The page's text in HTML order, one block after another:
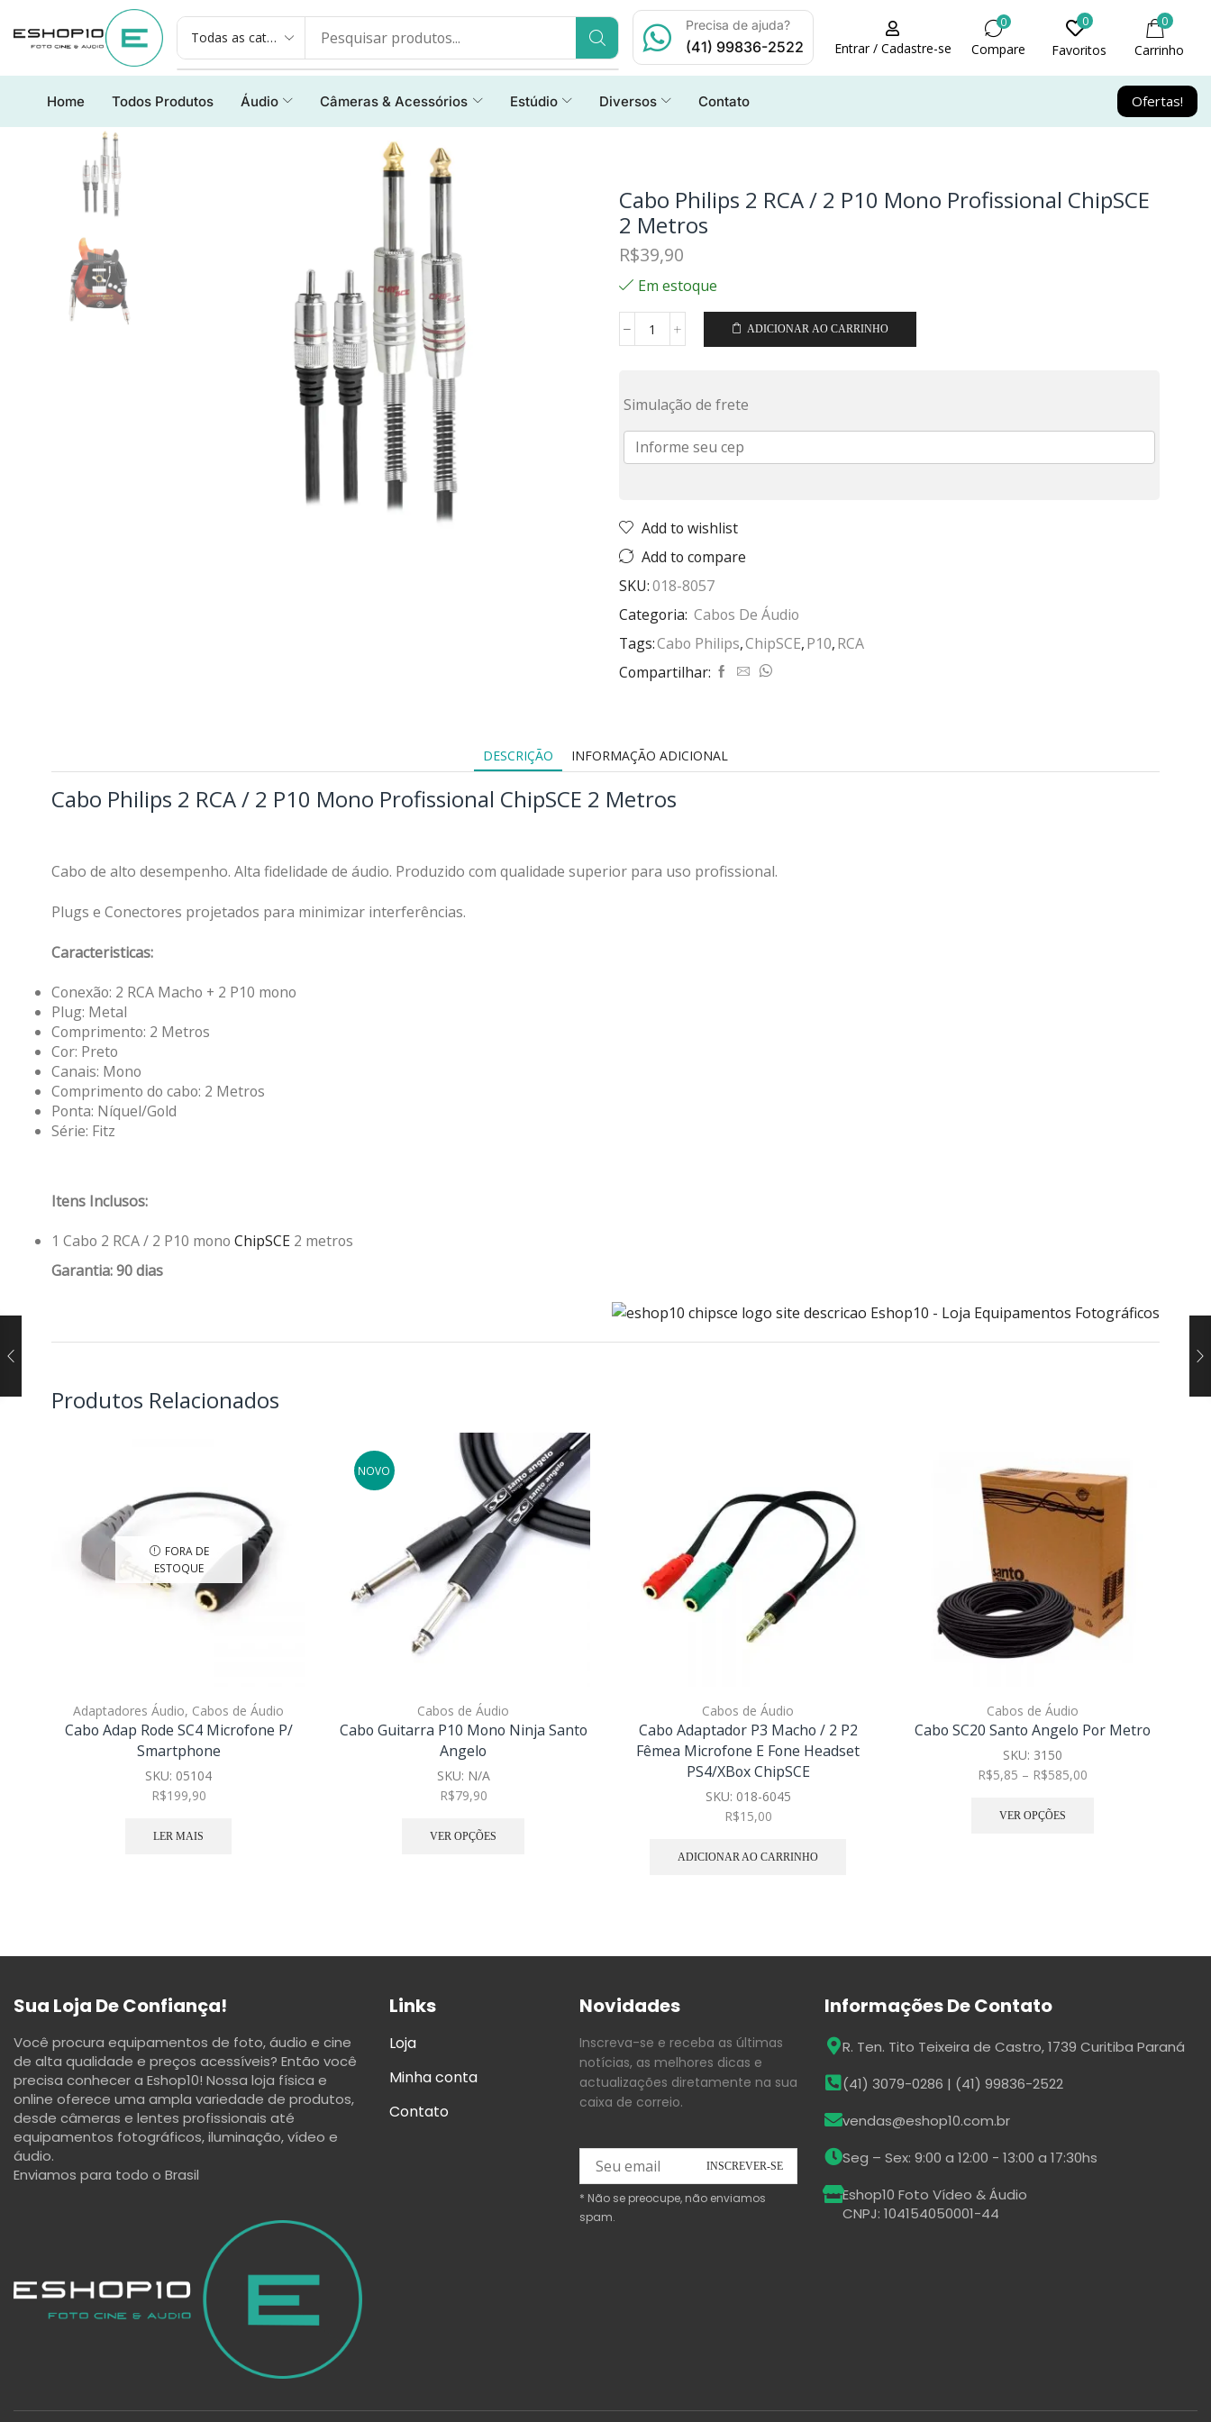
Precisa de ajuda?
(41) 99836-2522 Entrar / Cadastre-se
0
Compare
0
Favoritos
0
Carrinho
Home Todos Produtos Áudio Câmeras & Acessórios Estúdio Diversos Contato Ofertas!
Cabo Philips 2 RCA / 2 P10 Mono Profissional ChipSCE
2 Metros
R$39,90
Em estoque
ADICIONAR AO CARRINHO
Simulação de frete
Add to wishlist
Add to compare
SKU:018-8057
Categoria: Cabos De Áudio
Tags:Cabo Philips,ChipSCE,P10,RCA
Compartilhar:
DESCRIÇÃO INFORMAÇÃO ADICIONAL
Cabo Philips 2 RCA / 2 P10 Mono Profissional ChipSCE 2 Metros
Cabo de alto desempenho. Alta fidelidade de áudio. Produzido com qualidade superior para uso profissional.
Plugs e Conectores projetados para minimizar interferências.
Caracteristicas:
Conexão: 2 RCA Macho + 2 P10 mono
Plug: Metal
Comprimento: 2 Metros
Cor: Preto
Canais: Mono
Comprimento do cabo: 2 Metros
Ponta: Níquel/Gold
Série: Fitz
Itens Inclusos:
1 Cabo 2 RCA / 2 P10 mono ChipSCE 2 metros
Garantia: 90 dias
Produtos Relacionados
FORA DE
ESTOQUE
Adaptadores Áudio, Cabos de Áudio
Cabo Adap Rode SC4 Microfone P/
Smartphone
SKU: 05104
R$199,90
LER MAIS
NOVO
Cabos de Áudio
Cabo Guitarra P10 Mono Ninja Santo
Angelo
SKU: N/A
R$79,90
VER OPÇÕES
Cabos de Áudio
Cabo Adaptador P3 Macho / 2 P2
Fêmea Microfone E Fone Headset
PS4/XBox ChipSCE
SKU: 018-6045
R$15,00
ADICIONAR AO CARRINHO
Cabos de Áudio
Cabo SC20 Santo Angelo Por Metro
SKU: 3150
R$5,85 – R$585,00
VER OPÇÕES
Sua Loja De Confiança!
Você procura equipamentos de foto, áudio e cine
de alta qualidade e preços acessíveis? Então você
precisa conhecer a Eshop10! Nossa loja física e
online oferece uma ampla variedade de produtos,
desde câmeras e lentes profissionais até
equipamentos fotográficos, iluminação, vídeo e
áudio.
Enviamos para todo o Brasil
Links
Loja
Minha conta
Contato
Novidades
Inscreva-se e receba as últimas
notícias, as melhores dicas e
actualizações diretamente na sua
caixa de correio.
* Não se preocupe, não enviamos
spam.
Informações De Contato
R. Ten. Tito Teixeira de Castro, 1739 Curitiba Paraná
(41) 3079-0286 | (41) 99836-2522
vendas@eshop10.com.br
Seg – Sex: 9:00 a 12:00 - 13:00 a 17:30hs
Eshop10 Foto Vídeo & Áudio
CNPJ: 104154050001-44